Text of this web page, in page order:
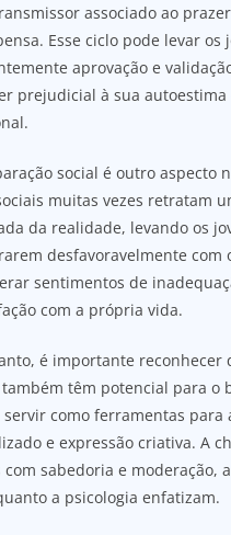
associado ao
Esse ciclo pode levar os
aprovação e
prejudicial à sua
social é outro aspecto
muitas vezes retratam
da realidade, levando os
desfavoravelmente com
sentimentos de
com a própria vida.
é importante reconhecer
têm potencial para o
servir como ferramentas para
e expressão criativa. A
com sabedoria e moderação,
a psicologia enfatizam.